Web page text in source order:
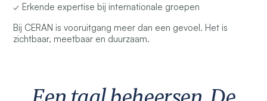
✓ Erkende expertise bij internationale groepen
Bij CERAN is vooruitgang meer dan een gevoel. Het is
zichtbaar, meetbaar en duurzaam.